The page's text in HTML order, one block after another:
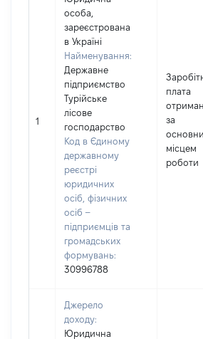
1
особа,
зареєстрована
в Україні
Найменування:
Державне
підприємство
Турійське
лісове
господарство
Код в Єдиному
державному
реєстрі
юридичних
осіб, фізичних
осіб –
підприємців та
громадських
формувань:
30996788
плата
за
місцем
роботи
Джерело
доходу:
Юридична